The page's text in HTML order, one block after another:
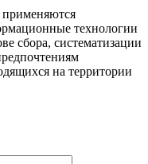
технологии
сбора, систематизации
на территории